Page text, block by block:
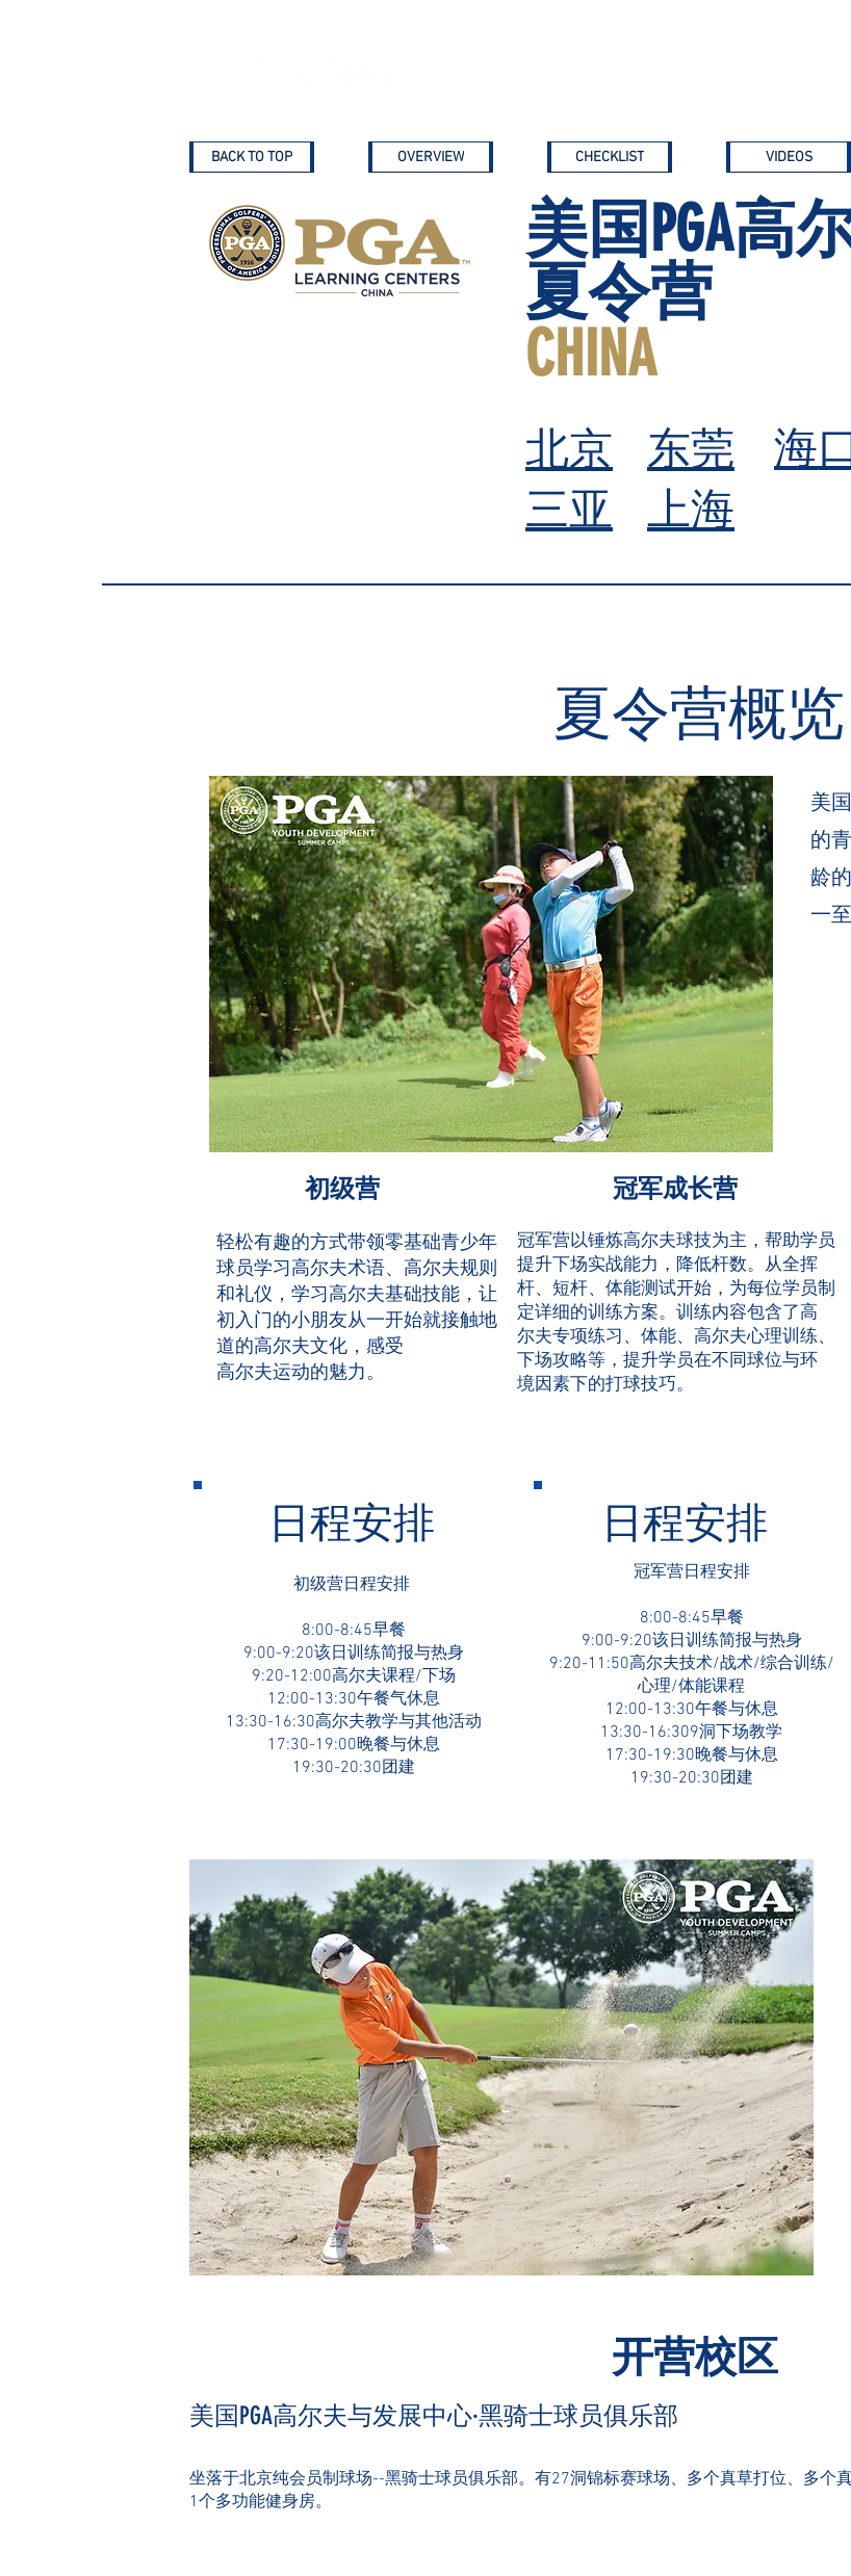
BACK TO TOP OVERVIEW CHECKLIST VIDEOS
美国PGA高
夏令营
CHINA
北京 东莞
海
三亚
上海
​夏令营概览
美
的
龄
一
初级营 冠军成长营
轻松有趣的方式带领零基础青少年
球员学习高尔夫术语、高尔夫规则
和礼仪，学习高尔夫基础技能，让
初入门的小朋友从一开始就接触地
道的高尔夫文化，感受
高尔夫运动的魅力。
冠军营以锤炼高尔夫球技为主，帮助学员
提升下场实战能力，降低杆数。从全挥
杆、短杆、体能测试开始，为每位学员制
定详细的训练方案。训练内容包含了高
尔夫专项练习、体能、高尔夫心理训练、
下场攻略等，提升学员在不同球位与环
境因素下的打球技巧。
初级营日程安排
8:00-8:45早餐
9:00-9:20该日训练简报与热身
9:20-12:00高尔夫课程/下场
12:00-13:30午餐气休息
13:30-16:30高尔夫教学与其他活动
17:30-19:00晚餐与休息
19:30-20:30团建
日程安排 日程安排
冠军营日程安排
8:00-8:45早餐
9:00-9:20该日训练简报与热身
9:20-11:50高尔夫技术/战术/综合训练/
心理/体能课程
12:00-13:30午餐与休息
13:30-16:309洞下场教学
17:30-19:30晚餐与休息
19:30-20:30团建
开营校区
美国PGA高尔夫与发展中心·黑骑士球员俱乐部
坐落于北京纯会员制球场--黑骑士球员俱乐部。有27洞锦标赛球场、多个真草打位、多个
1个多功能健身房。